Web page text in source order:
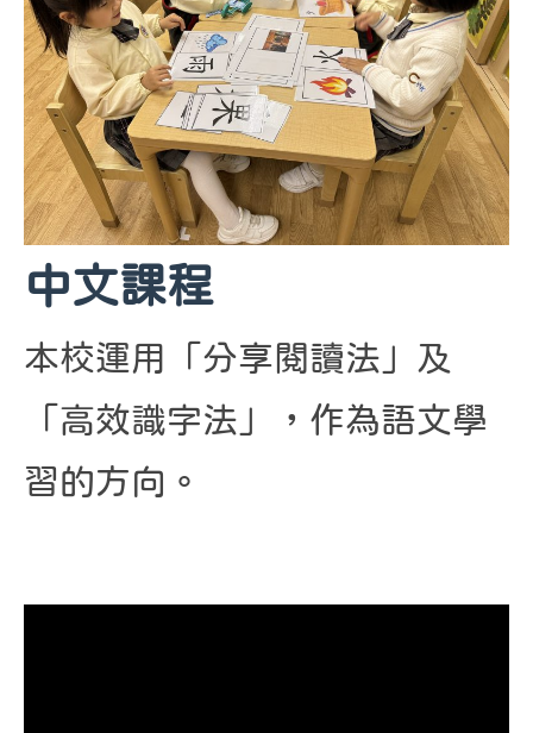
中文課程
本校運用「分享閱讀法」及
「高效識字法」，作為語文學
習的方向。